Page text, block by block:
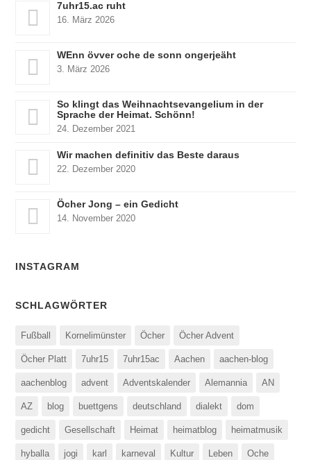
7uhr15.ac ruht
16. März 2026
WEnn övver oche de sonn ongerjeäht
3. März 2026
So klingt das Weihnachtsevangelium in der
Sprache der Heimat. Schönn!
24. Dezember 2021
Wir machen definitiv das Beste daraus
22. Dezember 2020
Öcher Jong – ein Gedicht
14. November 2020
INSTAGRAM
SCHLAGWÖRTER
Fußball Kornelimünster Öcher Öcher Advent
Öcher Platt 7uhr15 7uhr15ac Aachen aachen-blog
aachenblog advent Adventskalender Alemannia AN
AZ blog buettgens deutschland dialekt dom
gedicht Gesellschaft Heimat heimatblog heimatmusik
hyballa jogi karl karneval Kultur Leben Oche